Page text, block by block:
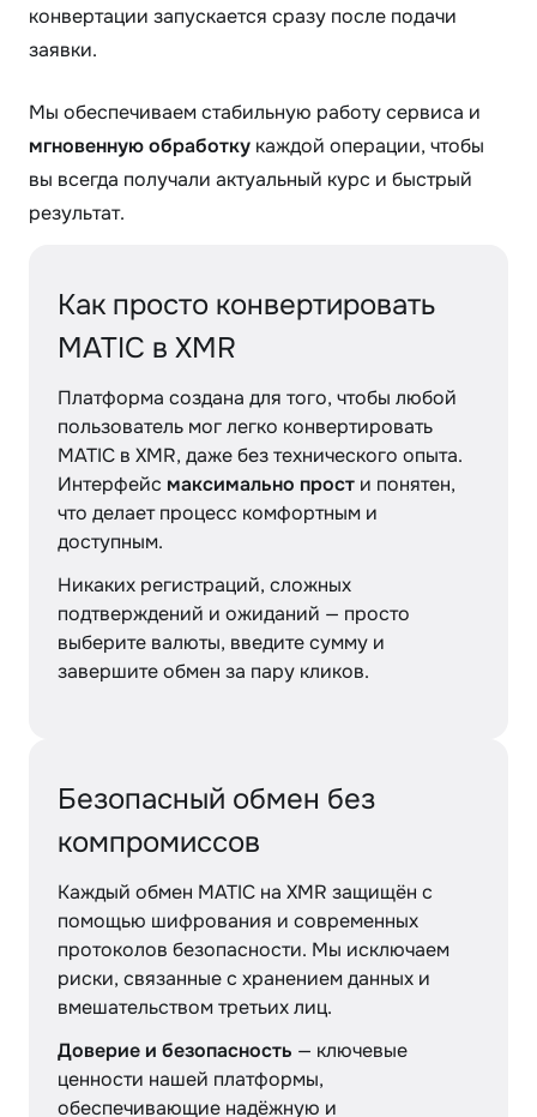
конвертации запускается сразу после подачи
заявки.
Мы обеспечиваем стабильную работу сервиса и
мгновенную обработку каждой операции, чтобы
вы всегда получали актуальный курс и быстрый
результат.
Как просто конвертировать
MATIC в XMR
Платформа создана для того, чтобы любой
пользователь мог легко конвертировать
MATIC в XMR, даже без технического опыта.
Интерфейс максимально прост и понятен,
что делает процесс комфортным и
доступным.
Никаких регистраций, сложных
подтверждений и ожиданий — просто
выберите валюты, введите сумму и
завершите обмен за пару кликов.
Безопасный обмен без
компромиссов
Каждый обмен MATIC на XMR защищён с
помощью шифрования и современных
протоколов безопасности. Мы исключаем
риски, связанные с хранением данных и
вмешательством третьих лиц.
Доверие и безопасность — ключевые
ценности нашей платформы,
обеспечивающие надёжную и